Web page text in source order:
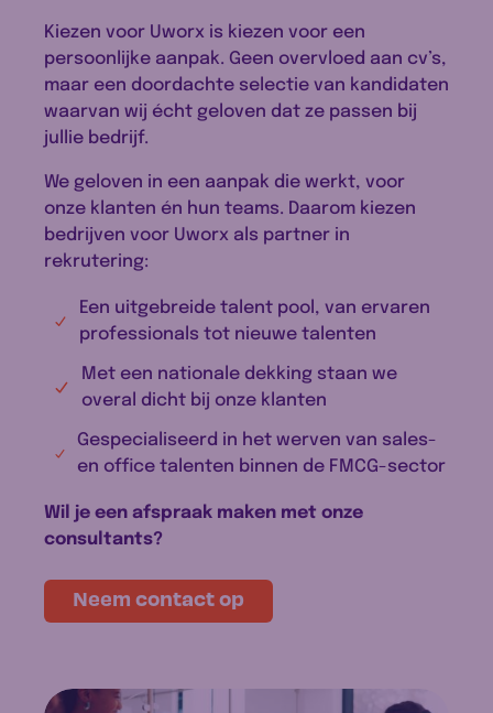
Kiezen voor Uworx is kiezen voor een
persoonlijke aanpak. Geen overvloed aan cv’s,
maar een doordachte selectie van kandidaten
waarvan wij écht geloven dat ze passen bij
jullie bedrijf.
We geloven in een aanpak die werkt, voor
onze klanten én hun teams. Daarom kiezen
bedrijven voor Uworx als partner in
rekrutering:
Een uitgebreide talent pool, van ervaren
professionals tot nieuwe talenten
Met een nationale dekking staan we
overal dicht bij onze klanten
Gespecialiseerd in het werven van sales-
en office talenten binnen de FMCG-sector
Wil je een afspraak maken met onze
consultants?
Neem contact op